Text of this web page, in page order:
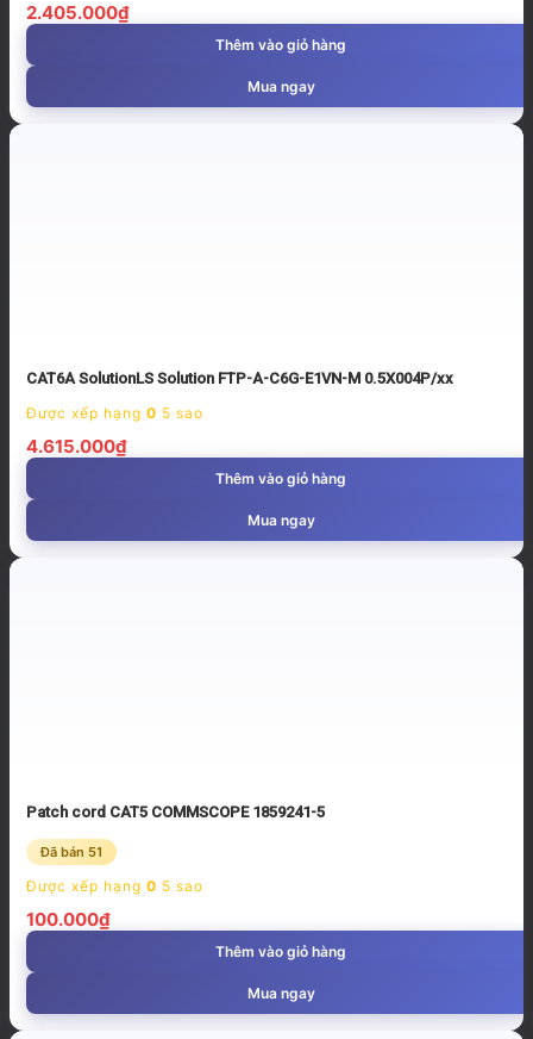
2.405.000₫
Thêm vào giỏ hàng
Mua ngay
CAT6A SolutionLS Solution FTP-A-C6G-E1VN-M 0.5X004P/xx
Được xếp hạng 0 5 sao
4.615.000₫
Thêm vào giỏ hàng
Mua ngay
Patch cord CAT5 COMMSCOPE 1859241-5
Đã bán 51
Được xếp hạng 0 5 sao
100.000₫
Thêm vào giỏ hàng
Mua ngay